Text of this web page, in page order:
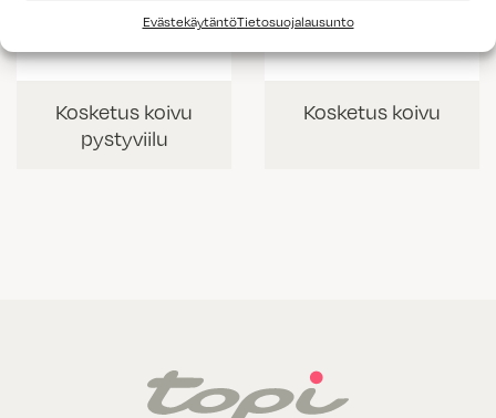
EvästekäytäntöTietosuojalausunto
Kosketus koivu
pystyviilu
Kosketus koivu